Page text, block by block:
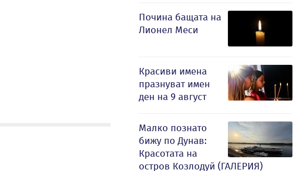
Почина бащата на
Лионел Меси
Красиви имена
празнуват имен
ден на 9 август
Малко познато
бижу по Дунав:
Красотата на
остров Козлодуй (ГАЛЕРИЯ)